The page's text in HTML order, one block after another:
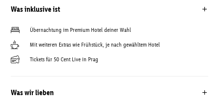
Was inklusive ist
Übernachtung im Premium Hotel deiner Wahl
Mit weiteren Extras wie Frühstück, je nach gewähltem Hotel
Tickets für 50 Cent Live in Prag
Was wir lieben